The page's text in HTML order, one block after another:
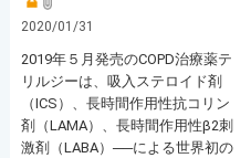
2020/01/31
2019年５月発売のCOPD治療薬テ
リルジーは、吸入ステロイド剤
（ICS）、長時間作用性抗コリン
剤（LAMA）、長時間作用性β2刺
激剤（LABA）──による世界初の